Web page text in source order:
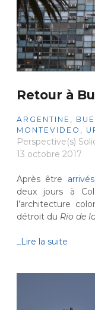
Retour à
ARGENTINE
MONTEVIDEO
Perspective(s)
13 octobre 2017
Après être
deux jours à
l’architecture
détroit du Rio de
_Lire la suite